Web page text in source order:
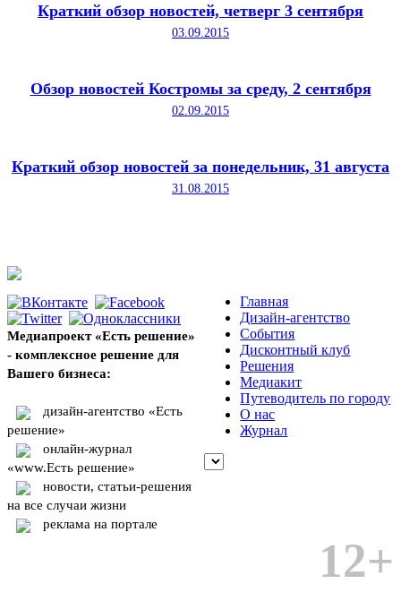
Краткий обзор новостей, четверг 3 сентября
03.09.2015
Обзор новостей Костромы за среду, 2 сентября
02.09.2015
Краткий обзор новостей за понедельник, 31 августа
31.08.2015
Медиапроект «Есть решение»
- комплексное решение для
Вашего бизнеса:
дизайн-агентство «Есть
решение»
онлайн-журнал
«www.Есть решение»
новости, статьи-решения
на все случаи жизни
реклама на портале
Главная
Дизайн-агентство
События
Дисконтный клуб
Решения
Медиакит
Путеводитель по городу
О нас
Журнал
12+